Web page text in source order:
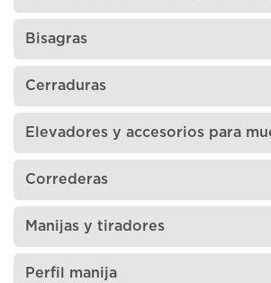
Bisagras
Cerraduras
Elevadores y accesorios para
Correderas
Manijas y tiradores
Perfil manija